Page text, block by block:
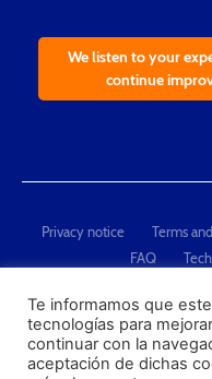
We listen to your
continue
Privacy notice Terms
FAQ
"Techmaster de México is The
Calibration,
Te informamos que
tecnologías para
continuar con la
aceptación de dichas